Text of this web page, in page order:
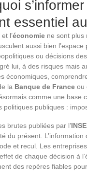
essentiel
et l’économie ne sont plus
aussi bien
ou décisions
lui, à des risques mais
économiques,
la Banque de France ou
comme une
politiques publiques :
brutes publiées par l’
du présent.
et recul. Les
de chaque décision à
des repères fiables